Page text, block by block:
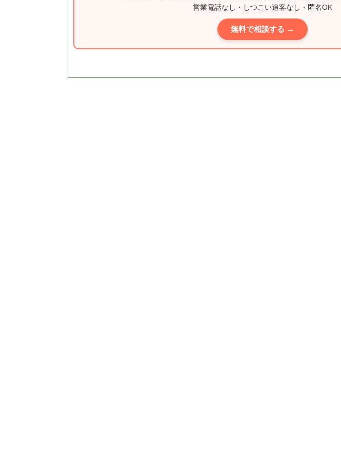
営業電話なし・しつこい追客なし・匿名OK
無料で相談する →